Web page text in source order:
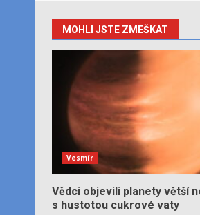
MOHLI JSTE ZMEŠKAT
Vesmír
Vědci objevili planety větší
s hustotou cukrové vaty